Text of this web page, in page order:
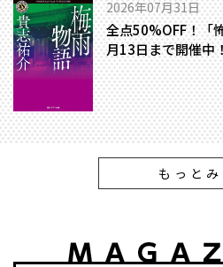
2026年07月31日
全点50%OFF！「
月13日まで開催中
もっとみ